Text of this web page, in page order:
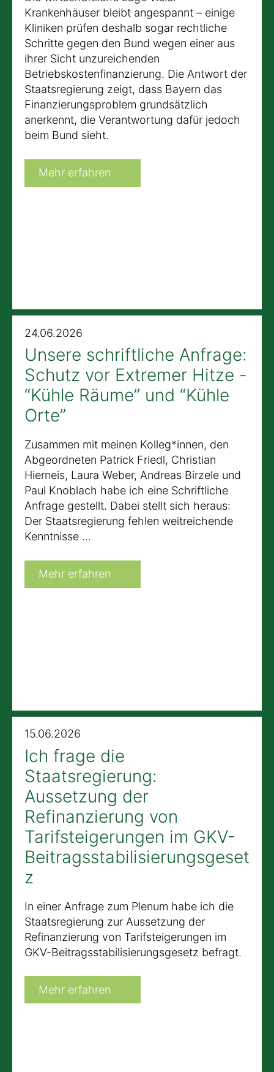
Krankenhäuser bleibt angespannt – einige
Kliniken prüfen deshalb sogar rechtliche
Schritte gegen den Bund wegen einer aus
ihrer Sicht unzureichenden
Betriebskostenfinanzierung. Die Antwort der
Staatsregierung zeigt, dass Bayern das
Finanzierungsproblem grundsätzlich
anerkennt, die Verantwortung dafür jedoch
beim Bund sieht.
Mehr erfahren
24.06.2026
Unsere schriftliche Anfrage:
Schutz vor Extremer Hitze -
“Kühle Räume” und “Kühle
Orte”
Zusammen mit meinen Kolleg*innen, den
Abgeordneten Patrick Friedl, Christian
Hierneis, Laura Weber, Andreas Birzele und
Paul Knoblach habe ich eine Schriftliche
Anfrage gestellt. Dabei stellt sich heraus:
Der Staatsregierung fehlen weitreichende
Kenntnisse ...
Mehr erfahren
15.06.2026
Ich frage die
Staatsregierung:
Aussetzung der
Refinanzierung von
Tarifsteigerungen im GKV-
Beitragsstabilisierungsgeset
z
In einer Anfrage zum Plenum habe ich die
Staatsregierung zur Aussetzung der
Refinanzierung von Tarifsteigerungen im
GKV-Beitragsstabilisierungsgesetz befragt.
Mehr erfahren